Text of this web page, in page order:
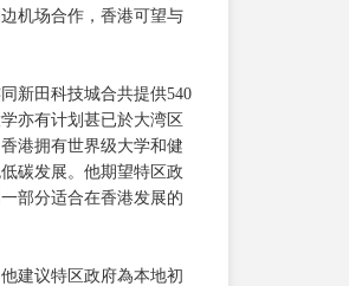
机场合作，香港可望与
新田科技城合共提供540
亦有计划甚已於大湾区
港拥有世界级大学和健
碳发展。他期望特区政
部分适合在香港发展的
建议特区政府為本地初